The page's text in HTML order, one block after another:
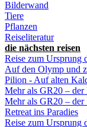
Bilderwand
Tiere
Pflanzen
Reiseliteratur
die nächsten reisen
Reise zum Ursprung
Auf den Olymp und
Pilion - Auf alten
Mehr als GR20 – der
Mehr als GR20 – der
Retreat ins Paradies
Reise zum Ursprung